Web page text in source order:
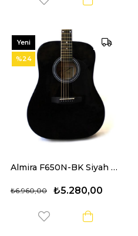
Almira F650N-BK Siyah Akustik Gitar
₺5.280,00
₺6.960,00
Yeni
Ürün
%24